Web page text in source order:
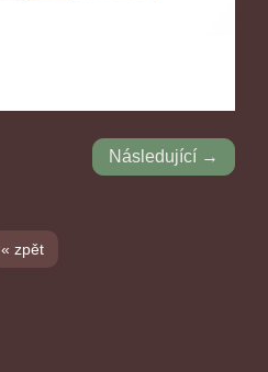
Následující →
« zpět